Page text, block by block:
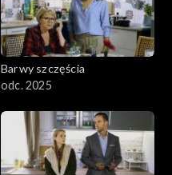
Barwy szczęścia
odc. 2025